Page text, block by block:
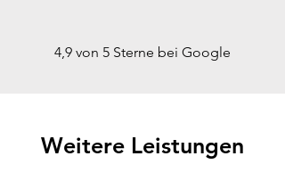
4,9 von 5 Sterne bei Google
Weitere Leistungen